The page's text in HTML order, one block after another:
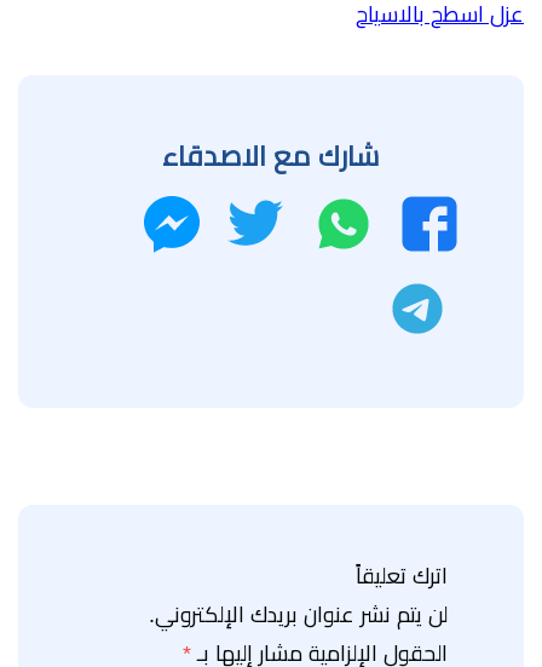
عزل اسطح بالاسياح
شارك مع الاصدقاء
فيسبوك
واتساب تويتر
اترك تعليقاً
لن يتم نشر عنوان بريدك الإلكتروني.
الحقول الإلزامية مشار إليها بـ *